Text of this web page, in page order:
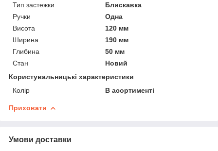
Тип застежки
Блискавка
Ручки
Одна
Висота
120 мм
Ширина
190 мм
Глибина
50 мм
Стан
Новий
Користувальницькі характеристики
Колір
В асортименті
Приховати
Умови доставки